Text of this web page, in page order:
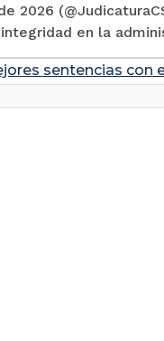
2026
en la
sentencias